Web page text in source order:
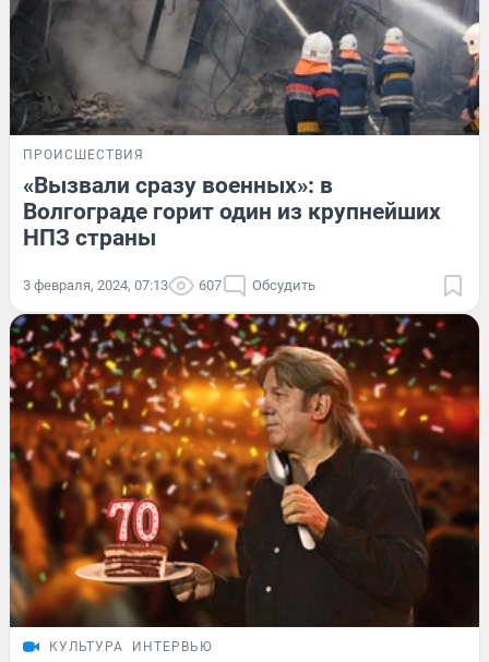
ПРОИСШЕСТВИЯ
«Вызвали сразу военных»: в
Волгограде горит один из крупнейших
НПЗ страны
3 февраля, 2024, 07:13 607 Обсудить
КУЛЬТУРА ИНТЕРВЬЮ